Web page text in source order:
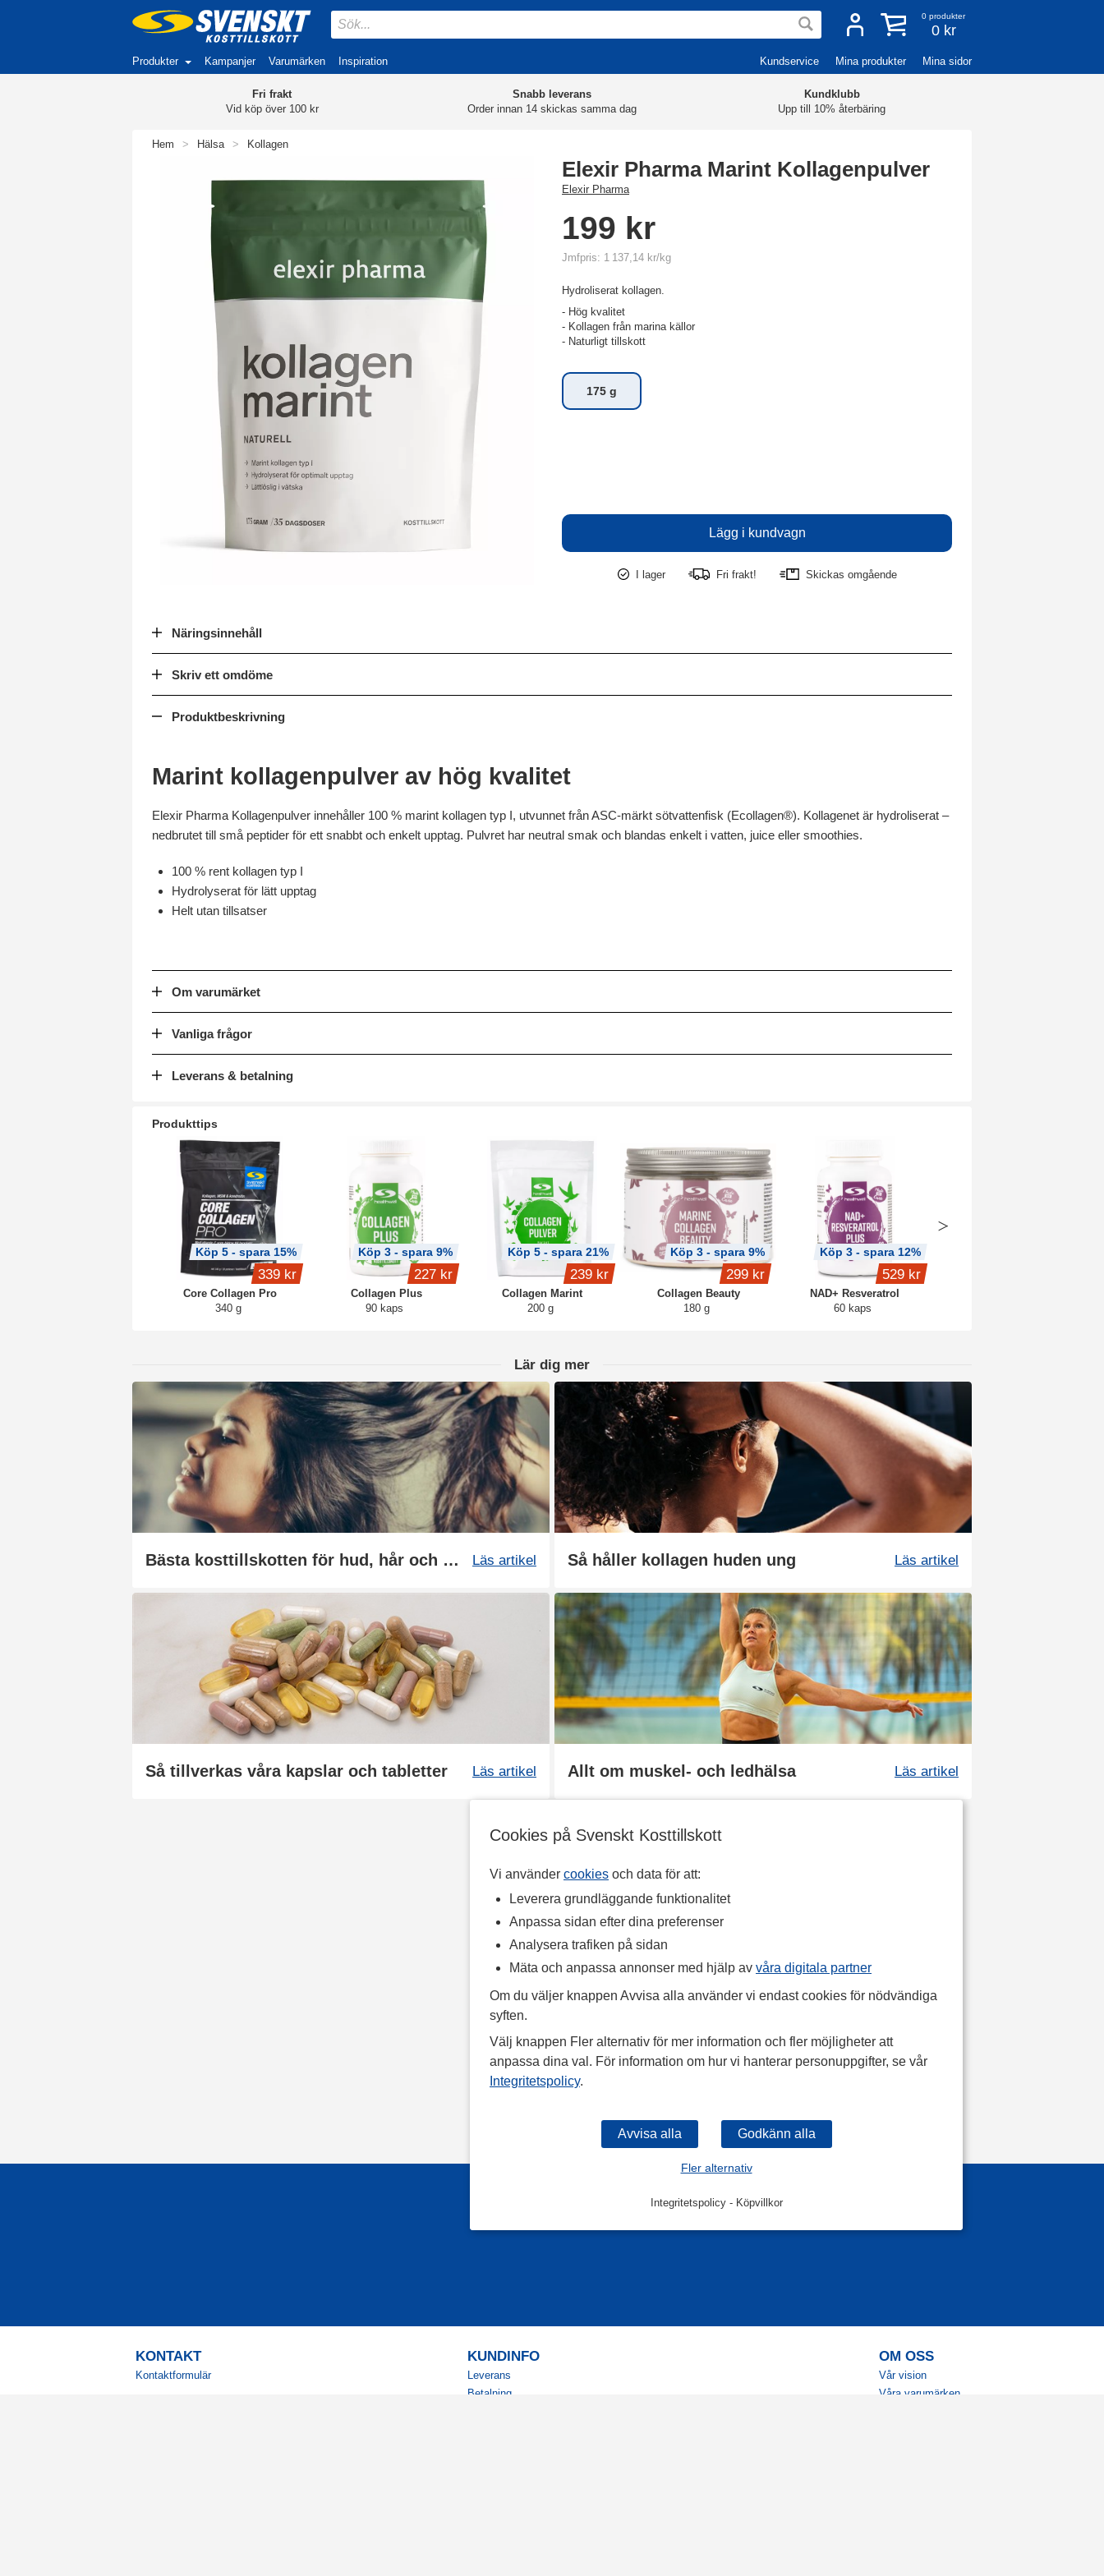
Cookies på Svenskt Kosttillskott
Vi använder cookies och data för att:
Leverera grundläggande funktionalitet
Anpassa sidan efter dina preferenser
Analysera trafiken på sidan
Mäta och anpassa annonser med hjälp av våra digitala partner
Om du väljer knappen Avvisa alla använder vi endast cookies för nödvändiga
syften.
Välj knappen Fler alternativ för mer information och fler möjligheter att
anpassa dina val. För information om hur vi hanterar personuppgifter, se vår
Integritetspolicy.
Fler alternativ
Integritetspolicy- Köpvillkor
0 produkter
0 kr
Produkter Kampanjer Varumärken Inspiration Kundservice Mina produkter Mina sidor
Fri frakt
Vid köp över 100 kr
Snabb leverans
Order innan 14 skickas samma dag
Kundklubb
Upp till 10% återbäring
Hem > Hälsa > Kollagen
Elexir Pharma Marint Kollagenpulver
Elexir Pharma
199 kr
Jmfpris: 1 137,14 kr/kg
Hydroliserat kollagen.
- Hög kvalitet
- Kollagen från marina källor
- Naturligt tillskott
175 g
I lager Fri frakt! Skickas omgående
Näringsinnehåll
Skriv ett omdöme
Produktbeskrivning
Marint kollagenpulver av hög kvalitet
Elexir Pharma Kollagenpulver innehåller 100 % marint kollagen typ I, utvunnet från ASC-märkt sötvattenfisk (Ecollagen®). Kollagenet är hydroliserat –
nedbrutet till små peptider för ett snabbt och enkelt upptag. Pulvret har neutral smak och blandas enkelt i vatten, juice eller smoothies.
100 % rent kollagen typ I
Hydrolyserat för lätt upptag
Helt utan tillsatser
Om varumärket
Vanliga frågor
Leverans & betalning
Produkttips
Core Collagen Pro
340 g
Köp 5 - spara 15%
339 kr
Collagen Plus
90 kaps
Köp 3 - spara 9%
227 kr
Collagen Marint
200 g
Köp 5 - spara 21%
239 kr
Collagen Beauty
180 g
Köp 3 - spara 9%
299 kr
NAD+ Resveratrol
60 kaps
Köp 3 - spara 12%
529 kr
Lär dig mer
Bästa kosttillskotten för hud, hår och naglar Läs artikel Så håller kollagen huden ung Läs artikel
Så tillverkas våra kapslar och tabletter Läs artikel Allt om muskel- och ledhälsa Läs artikel
KONTAKT
Kontaktformulär
KUNDINFO
Leverans
Betalning
OM OSS
Vår vision
Våra varumärken